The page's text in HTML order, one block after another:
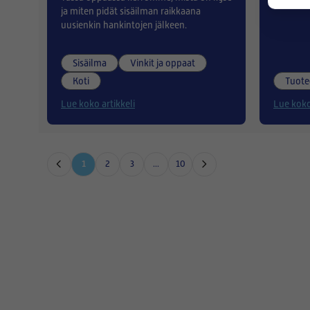
ja miten pidät sisäilman raikkaana
uusienkin hankintojen jälkeen.
Sisäilma
Vinkit ja oppaat
Koti
Lue koko artikkeli Lue
1 2 3 ... 10